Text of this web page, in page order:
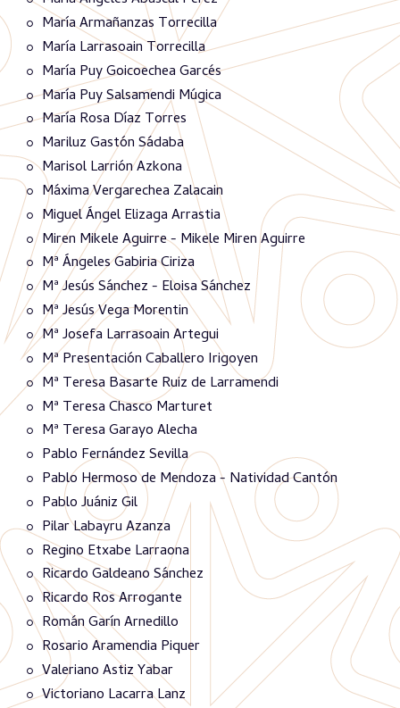
María Armañanzas Torrecilla
María Larrasoain Torrecilla
María Puy Goicoechea Garcés
María Puy Salsamendi Múgica
María Rosa Díaz Torres
Mariluz Gastón Sádaba
Marisol Larrión Azkona
Máxima Vergarechea Zalacain
Miguel Ángel Elizaga Arrastia
Miren Mikele Aguirre - Mikele Miren Aguirre
Mª Ángeles Gabiria Ciriza
Mª Jesús Sánchez - Eloisa Sánchez
Mª Jesús Vega Morentin
Mª Josefa Larrasoain Artegui
Mª Presentación Caballero Irigoyen
Mª Teresa Basarte Ruiz de Larramendi
Mª Teresa Chasco Marturet
Mª Teresa Garayo Alecha
Pablo Fernández Sevilla
Pablo Hermoso de Mendoza - Natividad Cantón
Pablo Juániz Gil
Pilar Labayru Azanza
Regino Etxabe Larraona
Ricardo Galdeano Sánchez
Ricardo Ros Arrogante
Román Garín Arnedillo
Rosario Aramendia Piquer
Valeriano Astiz Yabar
Victoriano Lacarra Lanz